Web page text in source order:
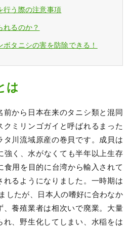
行う際の注意事項
れるのか？
タニシの害を防除できる！
は
から日本在来のタニシ類と混同
クミリンゴガイと呼ばれるまった
タ川流域原産の巻貝です。成貝は
強く、水がなくても半年以上生存
食用を目的に台湾から輸入されて
れるようになりました。一時期は
したが、日本人の嗜好に合わなか
、養殖業者は相次いで廃業。大量
れ、野生化してしまい、水稲をは